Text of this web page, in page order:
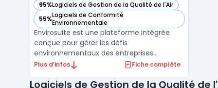
95%Logiciels de Gestion de la Qualité de l'Air
— voir Envirosuite dans cette catégorie
55%Logiciels de Conformité
Environnementale
— voir Envirosuite dans cette catégorie
Envirosuite est une plateforme intégrée
conçue pour gérer les défis
environnementaux des entreprises
modernes. Elle offre une palette d'outils
l'analyse et la prédiction des facteurs
Plus d’infos Fiche complète
Logiciels de Gestion de la Qualité de